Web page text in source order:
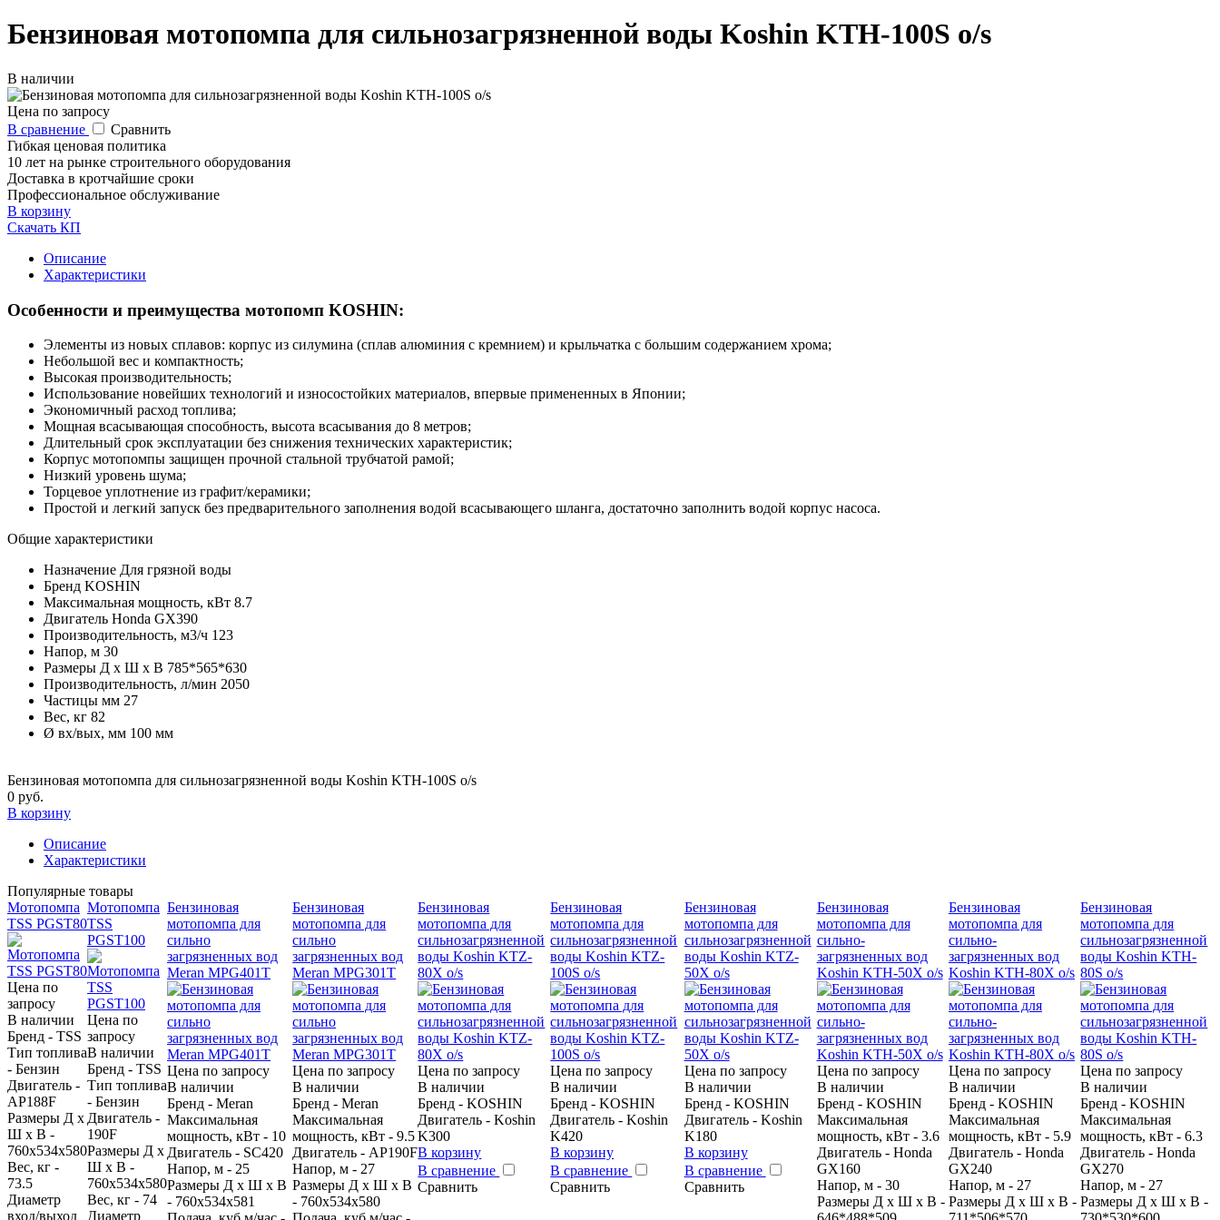
Бензиновая мотопомпа для сильнозагрязненной воды Koshin KTH-100S o/s
В наличии
Цена по запросу
В сравнение
Сравнить
Гибкая ценовая политика
10 лет на рынке строительного оборудования
Доставка в кротчайшие сроки
Профессиональное обслуживание
В корзину
Скачать КП
Описание
Характеристики
Особенности и преимущества мотопомп KOSHIN:
Элементы из новых сплавов: корпус из силумина (сплав алюминия с кремнием) и крыльчатка с большим содержанием хрома;
Небольшой вес и компактность;
Высокая производительность;
Использование новейших технологий и износостойких материалов, впервые примененных в Японии;
Экономичный расход топлива;
Мощная всасывающая способность, высота всасывания до 8 метров;
Длительный срок эксплуатации без снижения технических характеристик;
Корпус мотопомпы защищен прочной стальной трубчатой рамой;
Низкий уровень шума;
Торцевое уплотнение из графит/керамики;
Простой и легкий запуск без предварительного заполнения водой всасывающего шланга, достаточно заполнить водой корпус насоса.
Общие характеристики
Назначение Для грязной воды
Бренд KOSHIN
Максимальная мощность, кВт 8.7
Двигатель Honda GX390
Производительность, м3/ч 123
Напор, м 30
Размеры Д х Ш х В 785*565*630
Производительность, л/мин 2050
Частицы мм 27
Вес, кг 82
Ø вх/вых, мм 100 мм
Бензиновая мотопомпа для сильнозагрязненной воды Koshin KTH-100S o/s
0 руб.
В корзину
Описание
Характеристики
Популярные товары
Мотопомпа
TSS PGST80
Цена по
запросу
В наличии
Бренд - TSS
Тип топлива
- Бензин
Двигатель -
AP188F
Размеры Д х
Ш х В -
760x534x580
Вес, кг -
73.5
Диаметр
вход/выход
Мотопомпа
TSS
PGST100
Цена по
запросу
В наличии
Бренд - TSS
Тип топлива
- Бензин
Двигатель -
190F
Размеры Д х
Ш х В -
760x534x580
Вес, кг - 74
Диаметр
Бензиновая
мотопомпа для
сильно
загрязненных вод
Meran MPG401T
Цена по запросу
В наличии
Бренд - Meran
Максимальная
мощность, кВт - 10
Двигатель - SC420
Напор, м - 25
Размеры Д х Ш х В
- 760х534х581
Бензиновая
мотопомпа для
сильно
загрязненных вод
Meran MPG301T
Цена по запросу
В наличии
Бренд - Meran
Максимальная
мощность, кВт - 9.5
Двигатель - AP190F
Напор, м - 27
Размеры Д х Ш х В
- 760х534х580
Бензиновая
мотопомпа для
сильнозагрязненной
воды Koshin KTZ-
80X o/s
Цена по запросу
В наличии
Бренд - KOSHIN
Двигатель - Koshin
K300
В корзину
В сравнение
Сравнить
Бензиновая
мотопомпа для
сильнозагрязненной
воды Koshin KTZ-
100S o/s
Цена по запросу
В наличии
Бренд - KOSHIN
Двигатель - Koshin
K420
В корзину
В сравнение
Сравнить
Бензиновая
мотопомпа для
сильнозагрязненной
воды Koshin KTZ-
50X o/s
Цена по запросу
В наличии
Бренд - KOSHIN
Двигатель - Koshin
K180
В корзину
В сравнение
Сравнить
Бензиновая
мотопомпа для
сильно-
загрязненных вод
Koshin KTH-50X o/s
Цена по запросу
В наличии
Бренд - KOSHIN
Максимальная
мощность, кВт - 3.6
Двигатель - Honda
GX160
Напор, м - 30
Размеры Д х Ш х В -
Бензиновая
мотопомпа для
сильно-
загрязненных вод
Koshin KTH-80X o/s
Цена по запросу
В наличии
Бренд - KOSHIN
Максимальная
мощность, кВт - 5.9
Двигатель - Honda
GX240
Напор, м - 27
Размеры Д х Ш х В -
Бензиновая
мотопомпа для
сильнозагрязненной
воды Koshin KTH-
80S o/s
Цена по запросу
В наличии
Бренд - KOSHIN
Максимальная
мощность, кВт - 6.3
Двигатель - Honda
GX270
Напор, м - 27
Размеры Д х Ш х В -